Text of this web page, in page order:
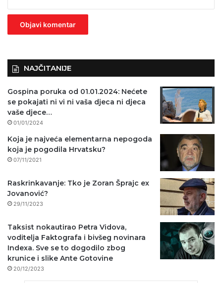
z
NAJČITANIJE
Gospina poruka od 01.01.2024: Nećete
se pokajati ni vi ni vaša djeca ni djeca
vaše djece…
01/01/2024
Koja je najveća elementarna nepogoda
koja je pogodila Hrvatsku?
07/11/2021
Raskrinkavanje: Tko je Zoran Šprajc ex
Jovanović?
29/11/2023
Taksist nokautirao Petra Vidova,
voditelja Faktografa i bivšeg novinara
Indexa. Sve se to dogodilo zbog
krunice i slike Ante Gotovine
20/12/2023